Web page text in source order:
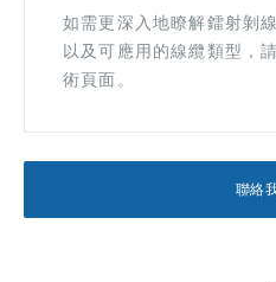
如需更深入地瞭解鐳射剝
以及可應用的線纜類型，
術頁面。
聯絡